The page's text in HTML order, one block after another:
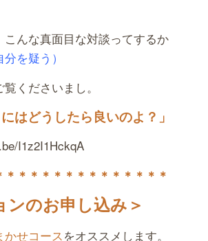
こんな真面目な対談ってするか
分を疑う）
くださいまし。
はどうしたら良いのよ？」
I1z2I1HckqA
＊＊＊＊＊＊ ＊＊＊＊＊＊＊＊
ンのお申し込み＞
せコース をオススメします。